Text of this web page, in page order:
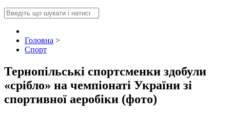
Головна >
Спорт
Тернопільські спортсменки здобули
«срібло» на чемпіонаті України зі
спортивної аеробіки (фото)